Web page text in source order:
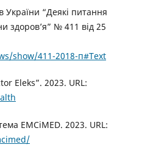
України “Деякі питання
здоров’я” № 411 від 25
show/411-2018-п#Text
Eleks”. 2023. URL:
EMCiMED. 2023. URL: